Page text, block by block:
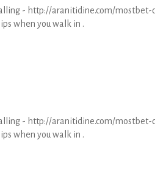
- http://aranitidine.com/
when you walk in .
- http://aranitidine.com/
when you walk in .